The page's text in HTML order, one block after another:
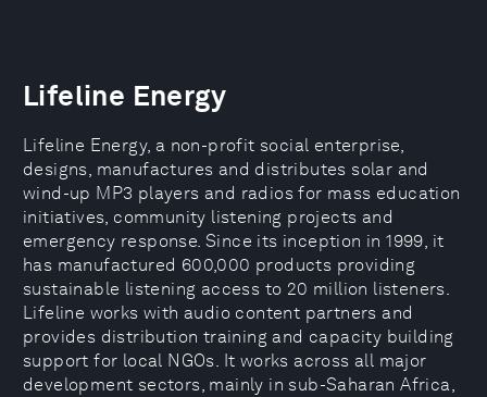
Lifeline Energy
Lifeline Energy, a non-profit social enterprise,
designs, manufactures and distributes solar and
wind-up MP3 players and radios for mass education
initiatives, community listening projects and
emergency response. Since its inception in 1999, it
has manufactured 600,000 products providing
sustainable listening access to 20 million listeners.
Lifeline works with audio content partners and
provides distribution training and capacity building
support for local NGOs. It works across all major
development sectors, mainly in sub-Saharan Africa,